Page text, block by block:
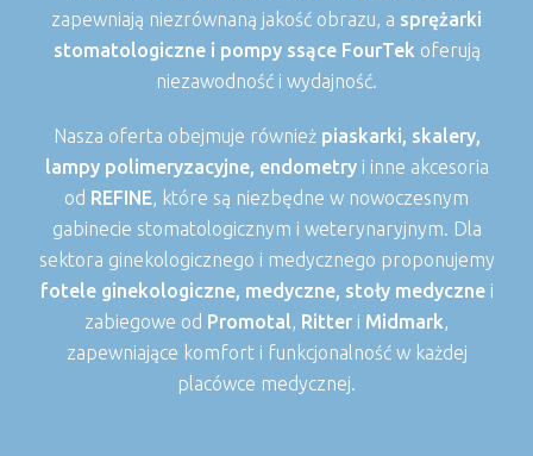
zapewniają niezrównaną jakość obrazu, a sprężarki
stomatologiczne i pompy ssące FourTek oferują
niezawodność i wydajność.
Nasza oferta obejmuje również piaskarki, skalery,
lampy polimeryzacyjne, endometryi inne akcesoria
od REFINE, które są niezbędne w nowoczesnym
gabinecie stomatologicznym i weterynaryjnym. Dla
sektora ginekologicznego i medycznego proponujemy
fotele ginekologiczne, medyczne, stoły medycznei
zabiegowe od Promotal, Ritter i Midmark,
zapewniające komfort i funkcjonalność w każdej
placówce medycznej.